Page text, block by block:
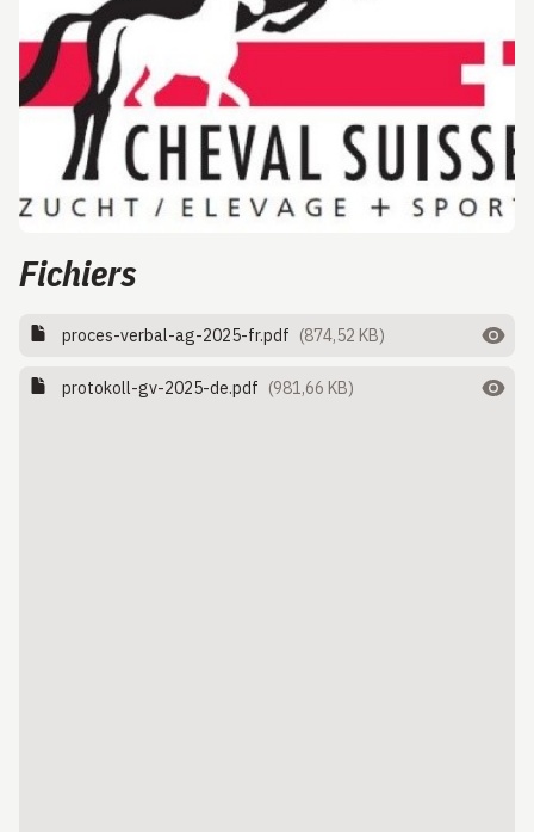
Fichiers
proces-verbal-ag-2025-fr.pdf (874,52 KB)
protokoll-gv-2025-de.pdf (981,66 KB)